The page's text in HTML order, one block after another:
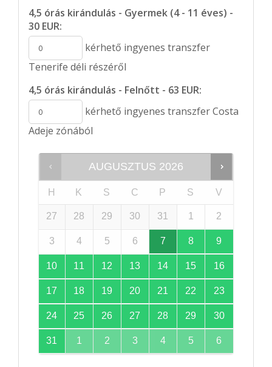
4,5 órás kirándulás - Gyermek (4 - 11 éves) -
30 EUR:
kérhető ingyenes transzfer
Tenerife déli részéről
4,5 órás kirándulás - Felnőtt - 63 EUR:
kérhető ingyenes transzfer Costa
Adeje zónából
AUGUSZTUS 2026
H K S C P S V
27 28 29 30 31 1 2
3 4 5 6 7 8 9
10 11 12 13 14 15 16
17 18 19 20 21 22 23
24 25 26 27 28 29 30
31 1 2 3 4 5 6